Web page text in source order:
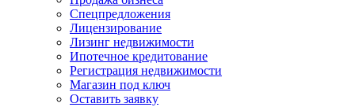
Спецпредложения
Лицензирование
Лизинг недвижимости
Ипотечное кредитование
Регистрация недвижимости
Магазин под ключ
Оставить заявку